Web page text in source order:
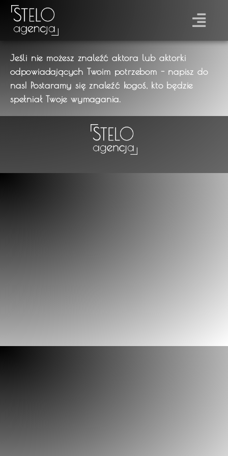
Jeśli nie możesz znaleźć aktora lub aktorki
odpowiadających Twoim potrzebom - napisz do
nas! Postaramy się znaleźć kogoś, kto będzie
spełniał Twoje wymagania.